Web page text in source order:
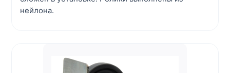
нейлона.